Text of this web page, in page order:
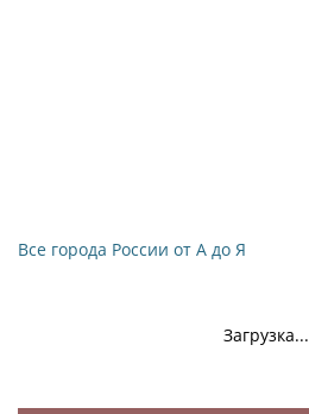
Все города России от А до Я
Загрузка...